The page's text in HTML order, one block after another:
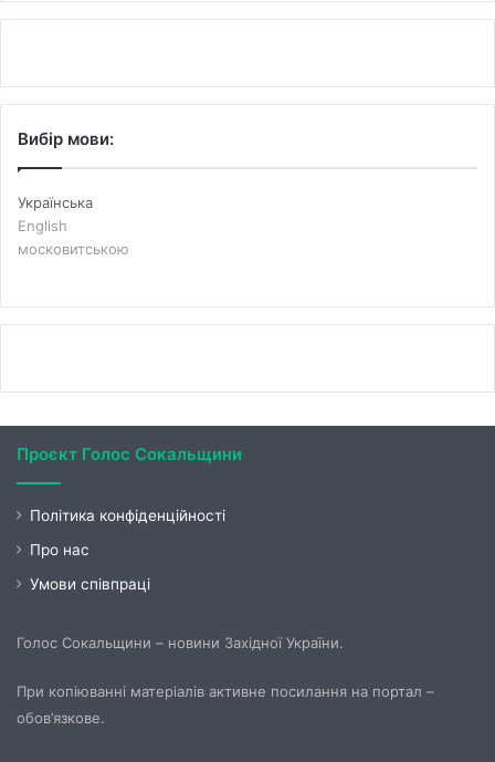
Вибір мови:
Українська
English
московитською
Проєкт Голос Сокальщини
Політика конфіденційності
Про нас
Умови співпраці
Голос Сокальщини – новини Західної України.
При копіюванні матеріалів активне посилання на портал –
обов’язкове.